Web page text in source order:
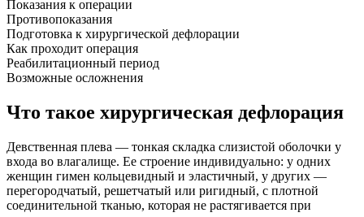
Показания к операции
Противопоказания
Подготовка к хирургической дефлорации
Как проходит операция
Реабилитационный период
Возможные осложнения
Что такое хирургическая дефлорация
Девственная плева — тонкая складка слизистой оболочки у
входа во влагалище. Ее строение индивидуально: у одних
женщин гимен кольцевидный и эластичный, у других —
перегородчатый, решетчатый или ригидный, с плотной
соединительной тканью, которая не растягивается при